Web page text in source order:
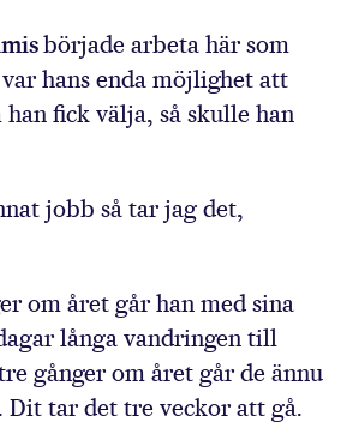
började arbeta här som
hans enda möjlighet att
fick välja, så skulle han
jobb så tar jag det,
om året går han med sina
långa vandringen till
gånger om året går de ännu
tar det tre veckor att gå.